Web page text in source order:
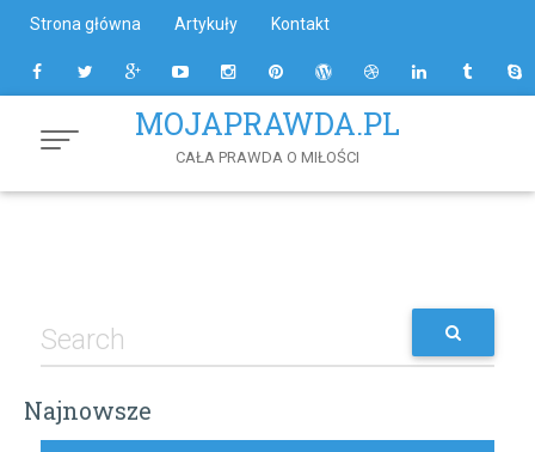
Content
Strona główna Artykuły Kontakt
MOJAPRAWDA.PL
CAŁA PRAWDA O MIŁOŚCI
Najnowsze